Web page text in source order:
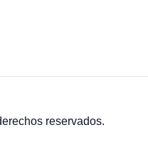
reservados.